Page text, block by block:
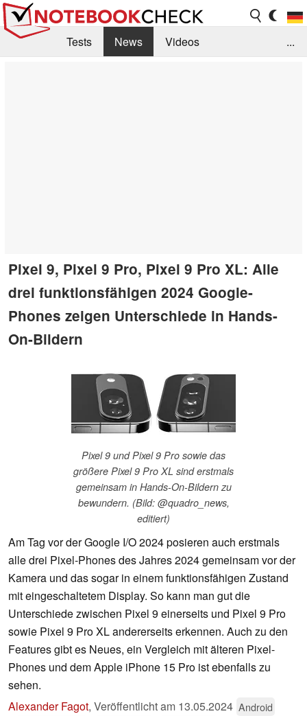
Tests News
Videos
...
Pixel 9, Pixel 9 Pro, Pixel 9 Pro XL: Alle
drei funktionsfähigen 2024 Google-
Phones zeigen Unterschiede in Hands-
On-Bildern
Pixel 9 und Pixel 9 Pro sowie das
größere Pixel 9 Pro XL sind erstmals
gemeinsam in Hands-On-Bildern zu
bewundern. (Bild: @quadro_news,
editiert)
Am Tag vor der Google I/O 2024 posieren auch erstmals
alle drei Pixel-Phones des Jahres 2024 gemeinsam vor der
Kamera und das sogar in einem funktionsfähigen Zustand
mit eingeschaltetem Display. So kann man gut die
Unterschiede zwischen Pixel 9 einerseits und Pixel 9 Pro
sowie Pixel 9 Pro XL andererseits erkennen. Auch zu den
Features gibt es Neues, ein Vergleich mit älteren Pixel-
Phones und dem Apple iPhone 15 Pro ist ebenfalls zu
sehen.
Alexander Fagot, Veröffentlicht am 13.05.2024 Android